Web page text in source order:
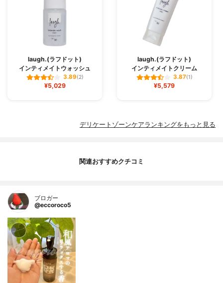
laugh.(ラフドット)
インティメイトウォッシュ
3.89(2)
¥5,029
laugh.(ラフドット)
インティメイトクリーム
3.87(1)
¥5,579
デリケートゾーンケアランキングをもっと見る
関連おすすめクチコミ
ブロガー
@eccoroco5